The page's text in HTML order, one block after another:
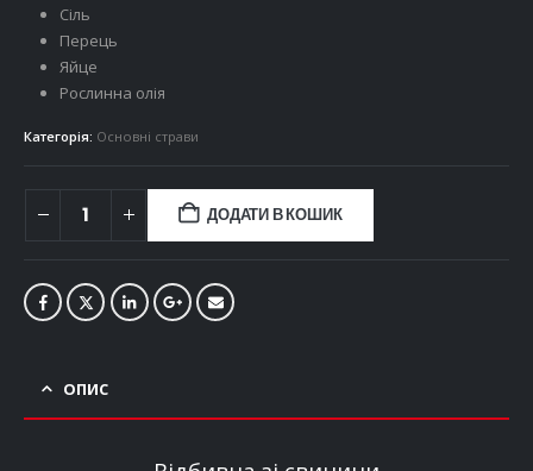
Сіль
Перець
Яйце
Рослинна олія
Категорія: Основні страви
ДОДАТИ В КОШИК
ОПИС